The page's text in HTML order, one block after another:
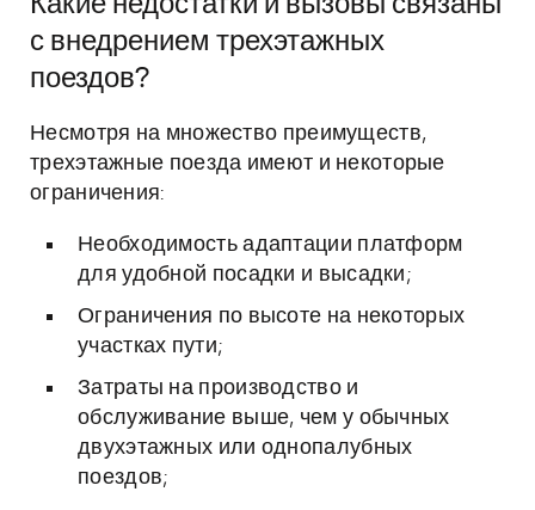
с внедрением трехэтажных
поездов?
Несмотря на множество преимуществ,
трехэтажные поезда имеют и некоторые
ограничения:
Необходимость адаптации платформ
для удобной посадки и высадки;
Ограничения по высоте на некоторых
участках пути;
Затраты на производство и
обслуживание выше, чем у обычных
двухэтажных или однопалубных
поездов;